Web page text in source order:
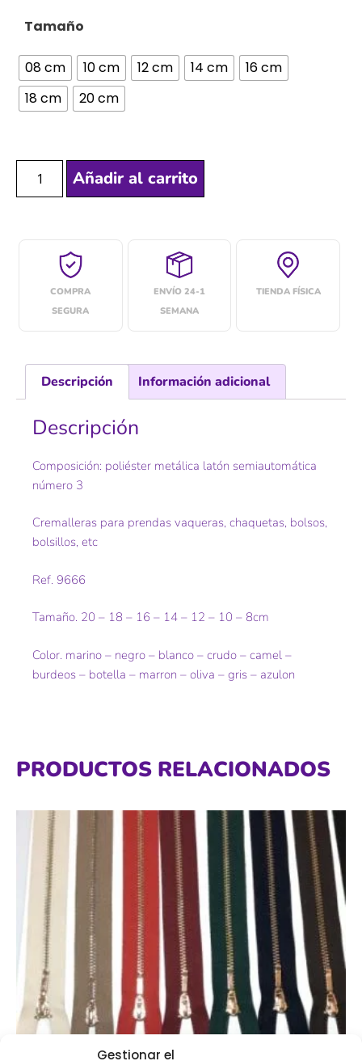
Gestionar el
Tamaño
08 cm 10 cm 12 cm 14 cm
16 cm
18 cm
20 cm
Añadir al carrito
COMPRA
SEGURA
ENVÍO 24-1
SEMANA
TIENDA FÍSICA
Descripción Información adicional
Descripción
Composición: poliéster metálica latón semiautomática
número 3
Cremalleras para prendas vaqueras, chaquetas, bolsos,
bolsillos, etc
Ref. 9666
Tamaño. 20 – 18 – 16 – 14 – 12 – 10 – 8cm
Color. marino – negro – blanco – crudo – camel –
burdeos – botella – marron – oliva – gris – azulon
PRODUCTOS RELACIONADOS